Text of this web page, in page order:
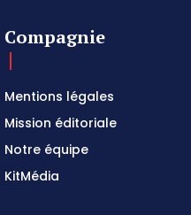
Compagnie
Mentions légales
Mission éditoriale
Notre équipe
KitMédia